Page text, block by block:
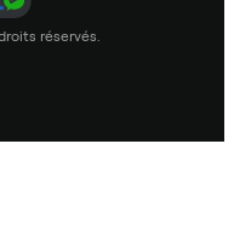
réservés.